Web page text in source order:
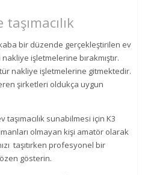
bir düzende gerçekleştirilen ev
işletmelerine bırakmıştır.
nakliye işletmelerine gitmektedir.
şirketleri oldukça uygun
sunabilmesi için K3
olmayan kişi amatör olarak
taşıtırken profesyonel bir
gösterin.